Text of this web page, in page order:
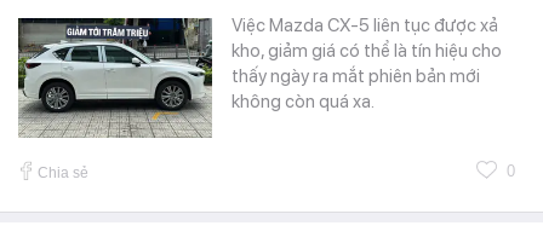
Việc Mazda CX-5 liên tục được xả
kho, giảm giá có thể là tín hiệu cho
thấy ngày ra mắt phiên bản mới
không còn quá xa.
Chia sẻ 0